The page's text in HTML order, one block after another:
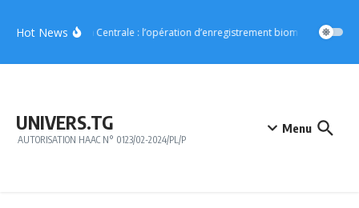
Hot NewsRégion Centrale : l’opération d’enregistrement biométrique
UNIVERS.TG
AUTORISATION HAAC N° 0123/02-2024/PL/P
Menu